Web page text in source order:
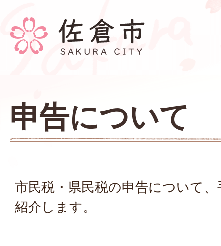
申告について
市民税・県民税の申告について
紹介します。